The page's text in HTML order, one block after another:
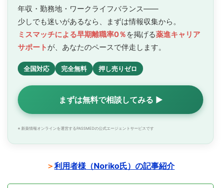
年収・勤務地・ワークライフバランス——
少しでも迷いがあるなら、まずは情報収集から。
ミスマッチによる早期離職率0％を掲げる薬進キャリア
サポート が、あなたのペースで伴走します。
全国対応 完全無料 押し売りゼロ
まずは無料で相談してみる ▶
※ 新薬情報オンラインを運営するPASSMEDの公式エージェントサービスです
＞利用者様（Noriko氏）の記事紹介